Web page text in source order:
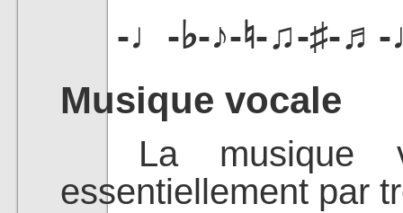
-♩-♭-♪-♮-♫-♯-
Musique vocale
La musique
essentiellement par